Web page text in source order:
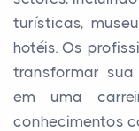
turísticas,
hotéis. Os
transformar
em uma
conhecimentos